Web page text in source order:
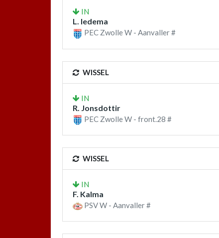
IN
L. Iedema
PEC Zwolle W - Aanvaller #
WISSEL
IN
R. Jonsdottir
PEC Zwolle W - front.28 #
WISSEL
IN
F. Kalma
PSV W - Aanvaller #